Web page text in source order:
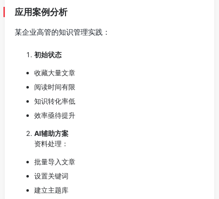
应用案例分析
某企业高管的知识管理实践：
初始状态
收藏大量文章
阅读时间有限
知识转化率低
效率亟待提升
AI辅助方案
资料处理：
批量导入文章
设置关键词
建立主题库